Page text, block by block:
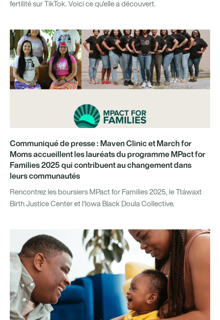
fertilité sur TikTok. Voici ce qu'elle a découvert.
Communiqué de presse : Maven Clinic et March for
Moms accueillent les lauréats du programme MPact for
Families 2025 qui contribuent au changement dans
leurs communautés
Rencontrez les boursiers MPact for Families 2025, le Ttáwaxt
Birth Justice Center et l'Iowa Black Doula Collective.